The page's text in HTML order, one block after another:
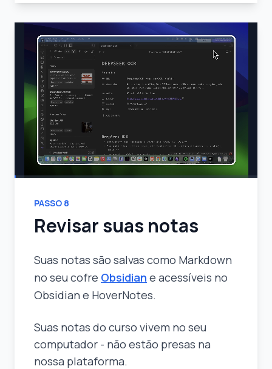
PASSO 8
Revisar suas notas
Suas notas são salvas como Markdown
no seu cofre Obsidian e acessíveis no
Obsidian e HoverNotes.
Suas notas do curso vivem no seu
computador - não estão presas na
nossa plataforma.